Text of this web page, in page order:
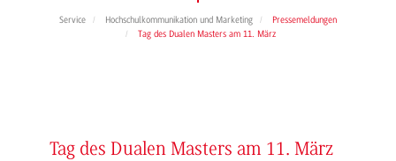
Service Hochschulkommunikation und Marketing
Pressemeldungen
Tag des Dualen Masters am 11. März
Tag des Dualen Masters am 11. März